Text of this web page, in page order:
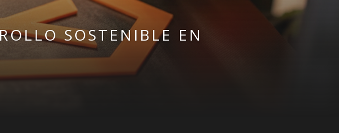
SOSTENIBLE EN